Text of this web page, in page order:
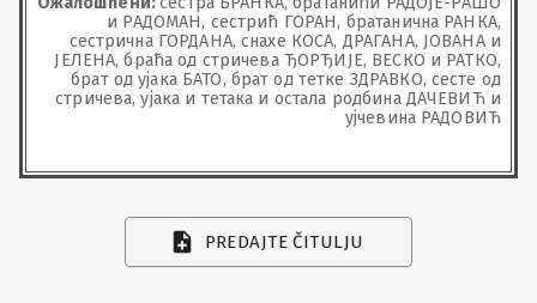
и РАДОМАН, сестрић ГОРАН, братанична РАНКА,
сестрична ГОРДАНА, снахе КОСА, ДРАГАНА, ЈОВАНА и
ЈЕЛЕНА, браћа од стричева ЂОРЂИЈЕ, ВЕСКО и РАТКО,
брат од ујака БАТО, брат од тетке ЗДРАВКО, сесте од
стричева, ујака и тетака и остала родбина ДАЧЕВИЋ и
ујчевина РАДОВИЋ
PREDAJTE ČITULJU